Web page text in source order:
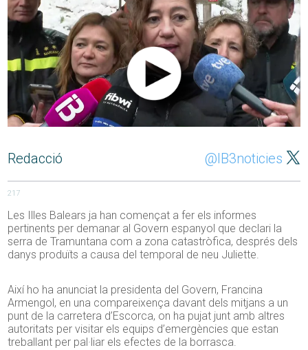
Redacció @IB3noticies
217
Les Illes Balears ja han començat a fer els informes
pertinents per demanar al Govern espanyol que declari la
serra de Tramuntana com a zona catastròfica, després dels
danys produïts a causa del temporal de neu Juliette.
Així ho ha anunciat la presidenta del Govern, Francina
Armengol, en una compareixença davant dels mitjans a un
punt de la carretera d’Escorca, on ha pujat junt amb altres
autoritats per visitar els equips d’emergències que estan
treballant per pal·liar els efectes de la borrasca.